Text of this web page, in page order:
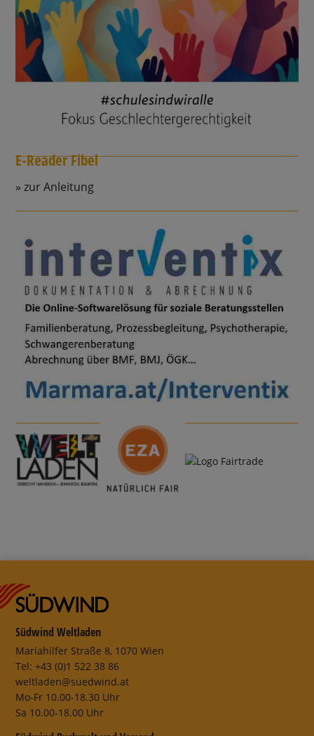
E-Reader Fibel
zur Anleitung
Südwind Weltladen
Mariahilfer Straße 8, 1070 Wien
Tel: +43 (0)1 522 38 86
weltladen@suedwind.at
Mo-Fr 10.00-18.30 Uhr
Sa 10.00-18.00 Uhr